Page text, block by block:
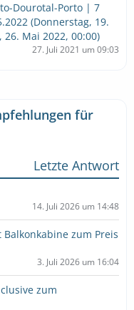
Dourotal-Porto | 7
(Donnerstag, 19.
Mai 2022, 00:00)
27. Juli 2021 um 09:03
für
Letzte Antwort
14. Juli 2026 um 14:48
Balkonkabine zum Preis
3. Juli 2026 um 16:04
zum